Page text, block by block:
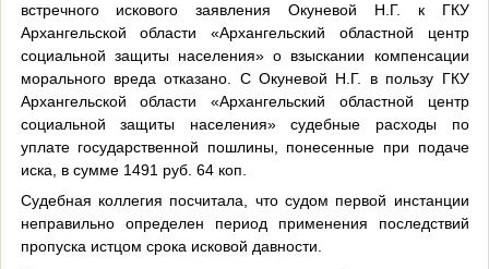
встречного искового заявления Окуневой Н.Г. к ГКУ
Архангельской области «Архангельский областной центр
социальной защиты населения» о взыскании компенсации
морального вреда отказано. С Окуневой Н.Г. в пользу ГКУ
Архангельской области «Архангельский областной центр
социальной защиты населения» судебные расходы по
уплате государственной пошлины, понесенные при подаче
иска, в сумме 1491 руб. 64 коп.
Судебная коллегия посчитала, что судом первой инстанции
неправильно определен период применения последствий
пропуска истцом срока исковой давности.